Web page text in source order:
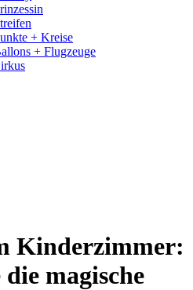
+ Kreise
+ Flugzeuge
Kinderzimmer:
magische